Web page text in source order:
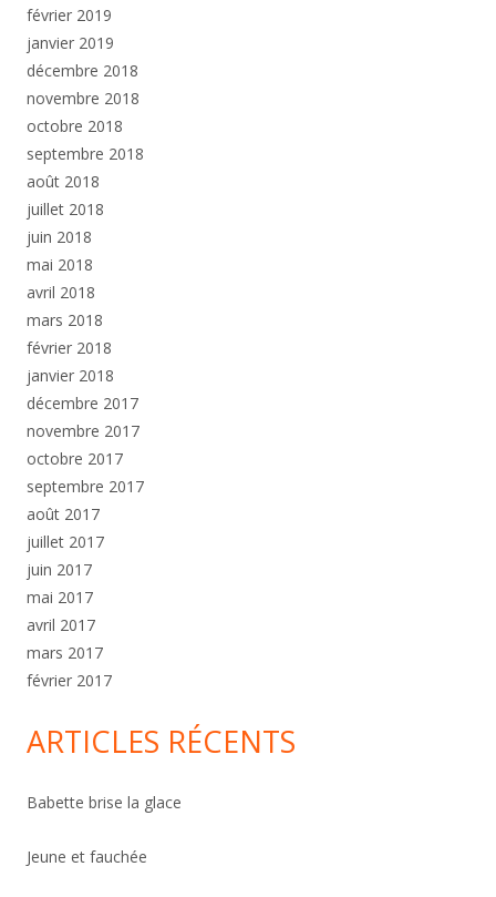
février 2019
janvier 2019
décembre 2018
novembre 2018
octobre 2018
septembre 2018
août 2018
juillet 2018
juin 2018
mai 2018
avril 2018
mars 2018
février 2018
janvier 2018
décembre 2017
novembre 2017
octobre 2017
septembre 2017
août 2017
juillet 2017
juin 2017
mai 2017
avril 2017
mars 2017
février 2017
ARTICLES RÉCENTS
Babette brise la glace
Jeune et fauchée